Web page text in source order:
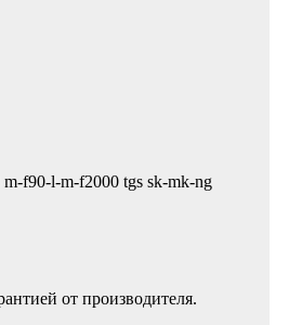
f90-l-m-f2000 tgs sk-mk-ng
от производителя.